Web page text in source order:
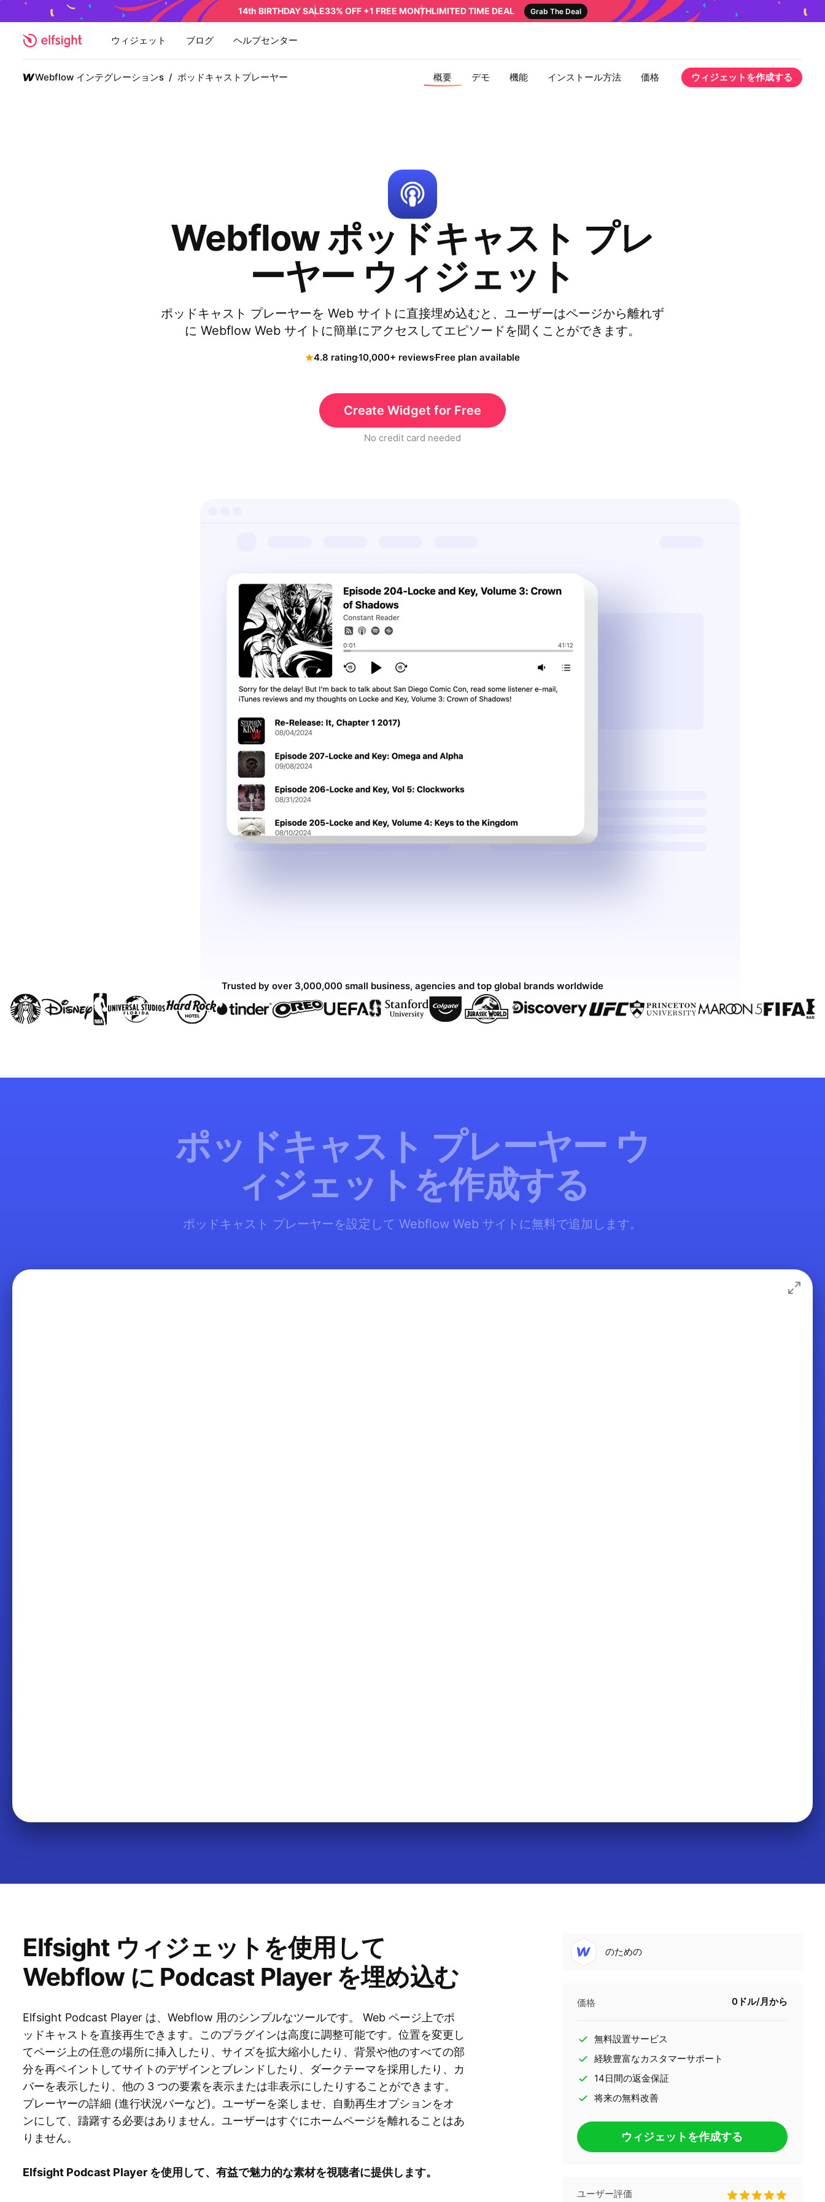
14th BIRTHDAY SALE33% OFF +1 FREE MONTHLIMITED TIME DEAL Grab The Deal
ウィジェット ブログ ヘルプセンター
Webflow インテグレーションs / ポッドキャストプレーヤー 概要 デモ 機能 インストール方法 価格 ウィジェットを作成する
Webflow ポッドキャスト プレ
ーヤー ウィジェット
ポッドキャスト プレーヤーを Web サイトに直接埋め込むと、ユーザーはページから離れず
に Webflow Web サイトに簡単にアクセスしてエピソードを聞くことができます。
4.8 rating10,000+ reviewsFree plan available
Create Widget for Free
No credit card needed
Trusted by over 3,000,000 small business, agencies and top global brands worldwide
ポッドキャスト プレーヤー ウ
ィジェットを作成する
ポッドキャスト プレーヤーを設定して Webflow Web サイトに無料で追加します。
Elfsight ウィジェットを使用して
Webflow に Podcast Player を埋め込む
Elfsight Podcast Player は、Webflow 用のシンプルなツールです。 Web ページ上でポ
ッドキャストを直接再生できます。このプラグインは高度に調整可能です。位置を変更し
てページ上の任意の場所に挿入したり、サイズを拡大縮小したり、背景や他のすべての部
分を再ペイントしてサイトのデザインとブレンドしたり、ダークテーマを採用したり、カ
バーを表示したり、他の 3 つの要素を表示または非表示にしたりすることができます。
プレーヤーの詳細 (進行状況バーなど)。ユーザーを楽しませ、自動再生オプションをオ
ンにして、躊躇する必要はありません。ユーザーはすぐにホームページを離れることはあ
りません。
Elfsight Podcast Player を使用して、有益で魅力的な素材を視聴者に提供します。
のための
価格 0ドル/月から
無料設置サービス
経験豊富なカスタマーサポート
14日間の返金保証
将来の無料改善
ウィジェットを作成する
ユーザー評価